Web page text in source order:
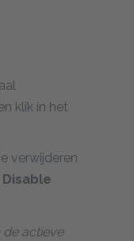
klik in het
verwijderen
Disable
de actieve